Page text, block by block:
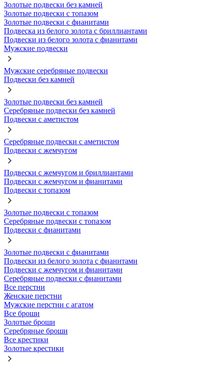
Золотые подвески без камней
Золотые подвески с топазом
Золотые подвески с фианитами
Подвеска из белого золота с бриллиантами
Подвески из белого золота с фианитами
Мужские подвески
Мужские серебряные подвески
Подвески без камней
Золотые подвески без камней
Серебряные подвески без камней
Подвески с аметистом
Серебряные подвески с аметистом
Подвески с жемчугом
Подвески с жемчугом и бриллиантами
Подвески с жемчугом и фианитами
Подвески с топазом
Золотые подвески с топазом
Серебряные подвески с топазом
Подвески с фианитами
Золотые подвески с фианитами
Подвески из белого золота с фианитами
Подвески с жемчугом и фианитами
Серебряные подвески с фианитами
Все перстни
Женские перстни
Мужские перстни с агатом
Все броши
Золотые броши
Серебряные броши
Все крестики
Золотые крестики